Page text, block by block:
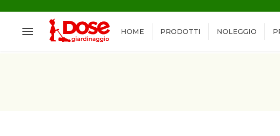
HOME PRODOTTI NOLEGGIO